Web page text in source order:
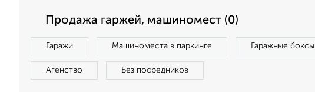
Продажа гаржей, машиномест (0)
Гаражи Машиноместа в паркинге Гаражные боксы
Агенство Без посредников